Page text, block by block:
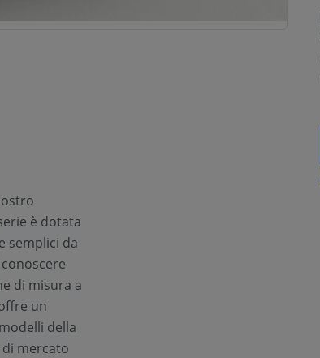
è dotata
semplici da
di misura a
un
della
di mercato